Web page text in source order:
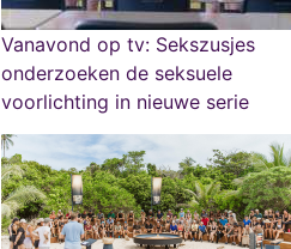
Vanavond op tv: Sekszusjes
onderzoeken de seksuele
voorlichting in nieuwe serie